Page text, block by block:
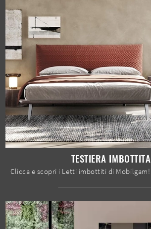
TESTIERA IMBOTTITA